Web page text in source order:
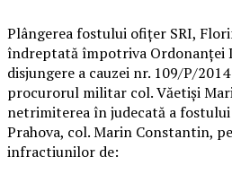
Plângerea fostului ofiţer SRI,
îndreptată împotriva Ordonanţei
disjungere a cauzei nr. 109/P/
procurorul militar col. Văetişi
netrimiterea în judecată a fostului
Prahova, col. Marin Constantin,
infractiunilor de: